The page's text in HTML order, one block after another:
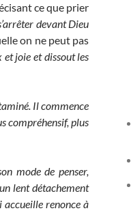
ce que prier
devant Dieu
on ne peut pas
joie et dissout les
Il commence
compréhensif, plus
mode de penser,
un lent détachement
accueille renonce à